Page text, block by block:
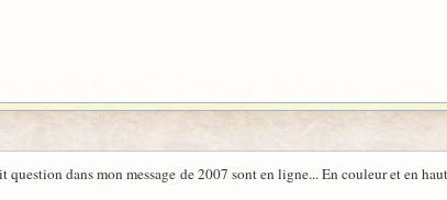
dans mon message de 2007 sont en ligne... En couleur et en